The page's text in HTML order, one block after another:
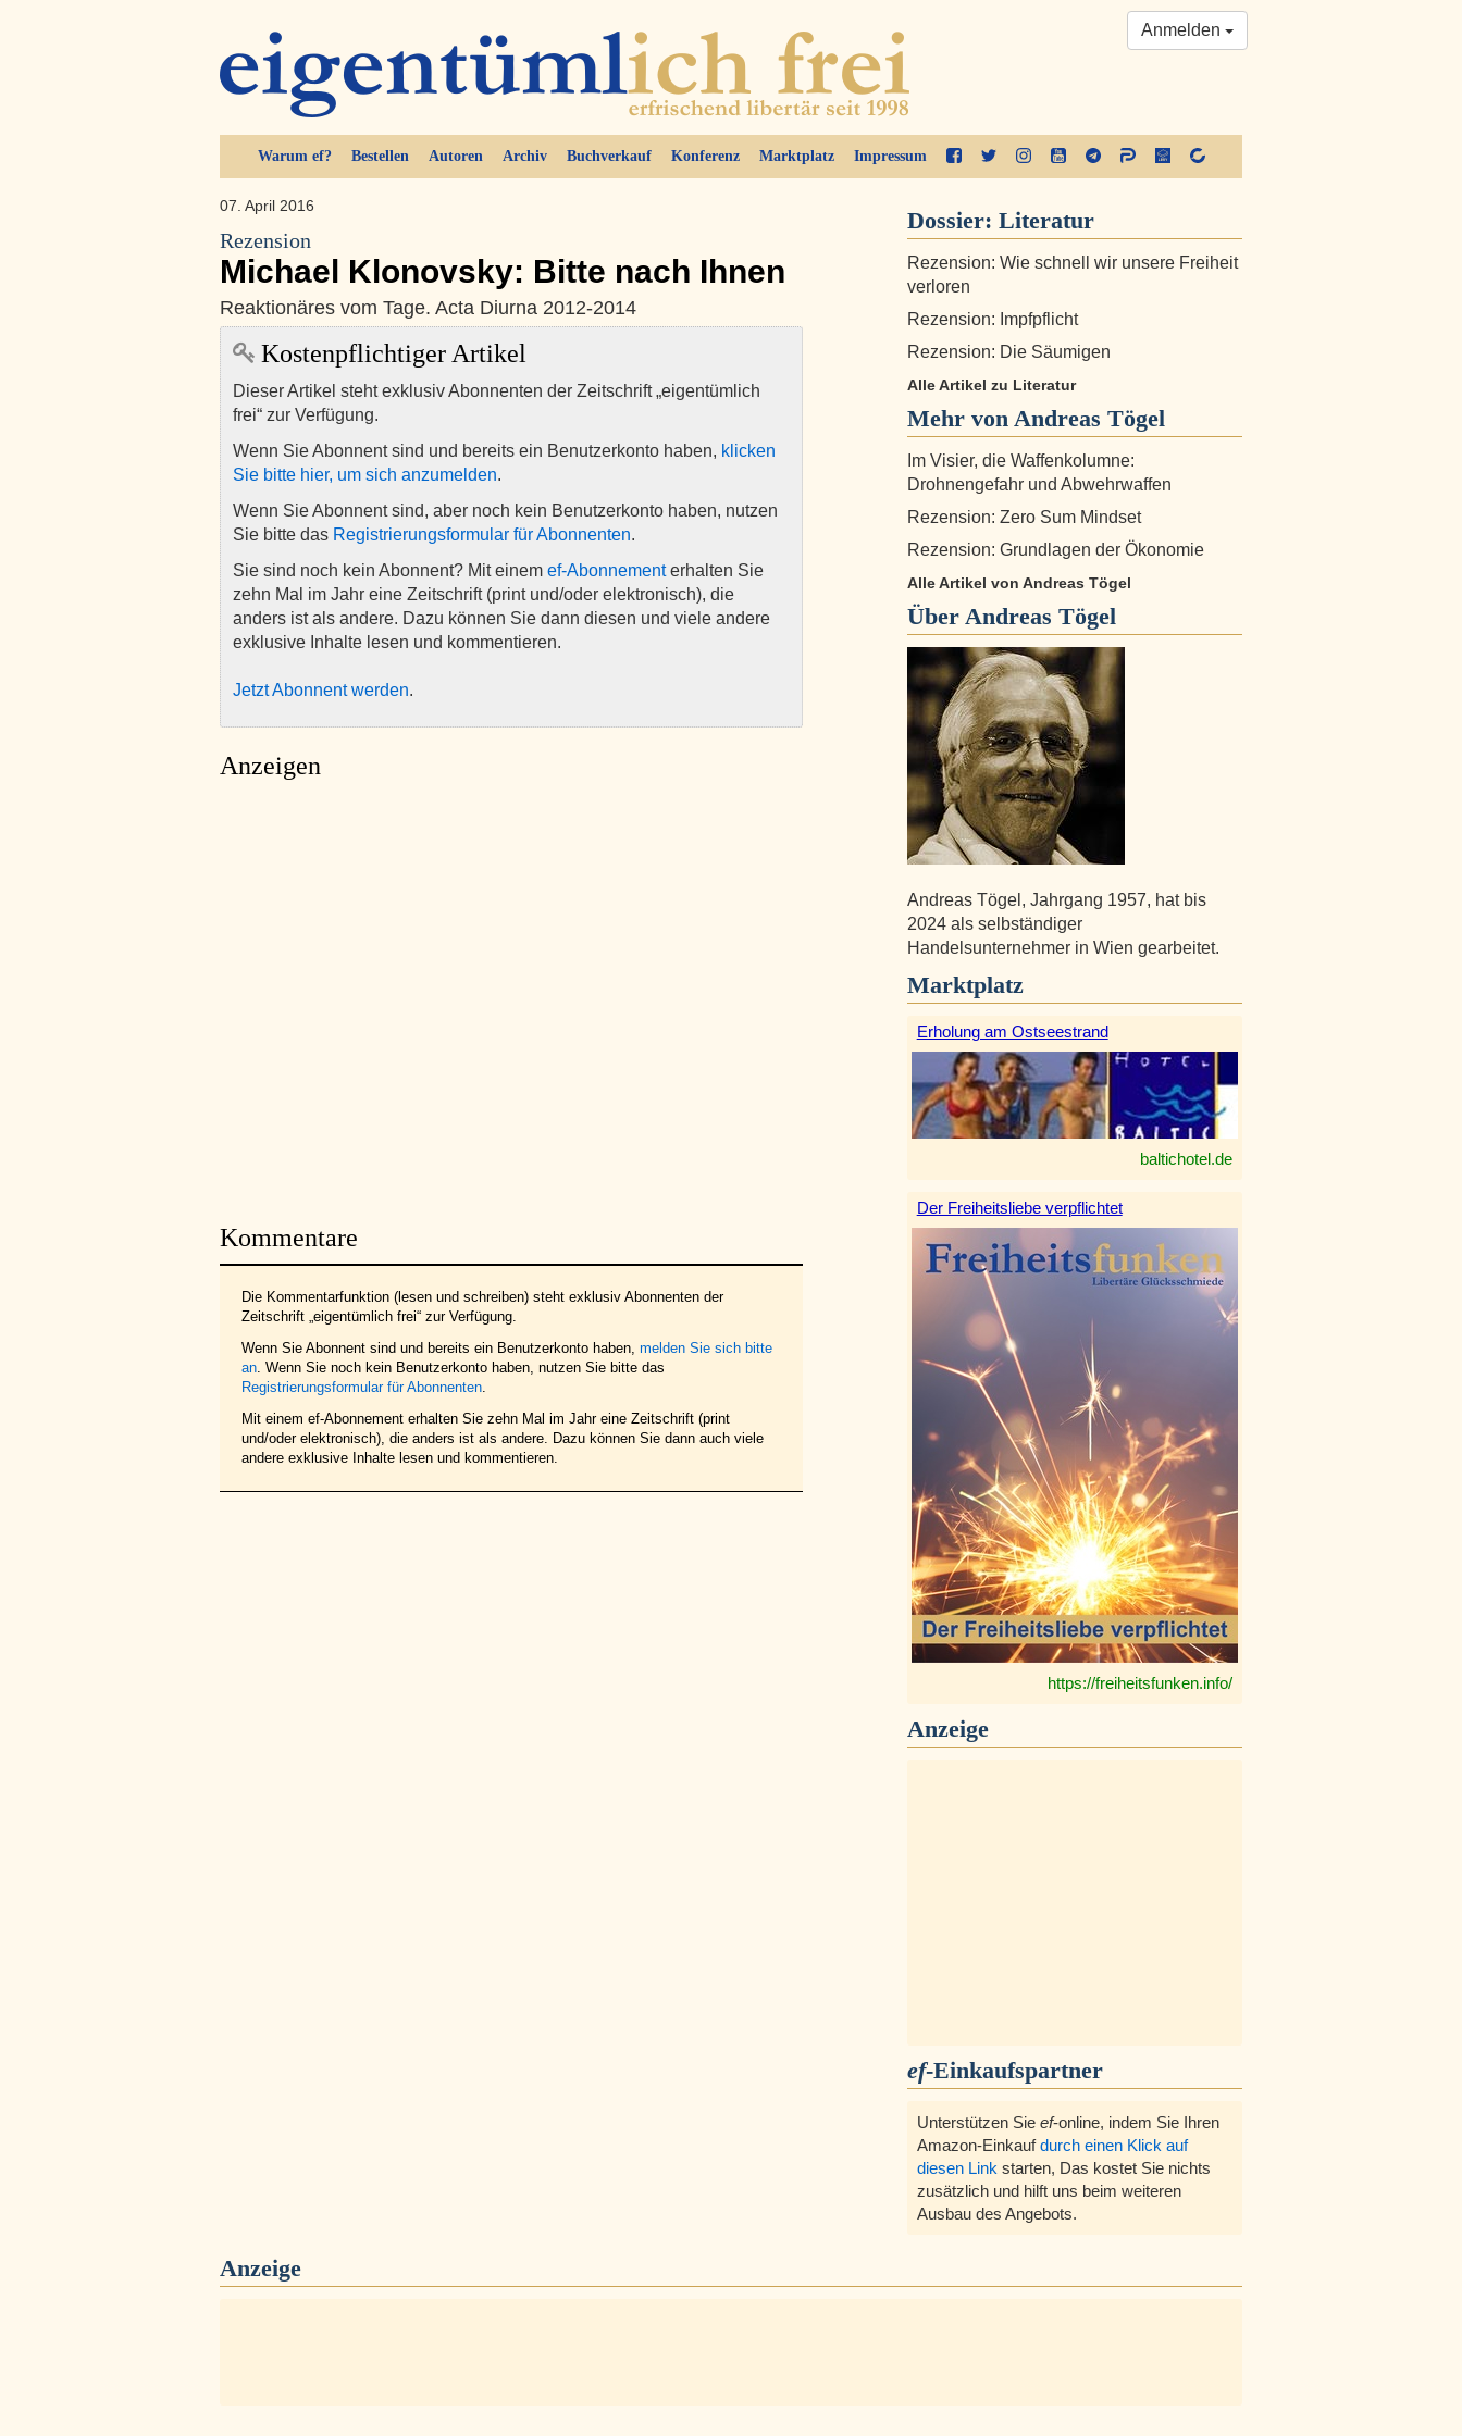
Warum ef? Bestellen Autoren Archiv Buchverkauf Konferenz Marktplatz Impressum
Anmelden
07. April 2016
Rezension
Michael Klonovsky: Bitte nach Ihnen
Reaktionäres vom Tage. Acta Diurna 2012-2014
Kostenpflichtiger Artikel
Dieser Artikel steht exklusiv Abonnenten der Zeitschrift „eigentümlich
frei“ zur Verfügung.
Wenn Sie Abonnent sind und bereits ein Benutzerkonto haben, klicken
Sie bitte hier, um sich anzumelden.
Wenn Sie Abonnent sind, aber noch kein Benutzerkonto haben, nutzen
Sie bitte das Registrierungsformular für Abonnenten.
Sie sind noch kein Abonnent? Mit einem ef-Abonnementerhalten Sie
zehn Mal im Jahr eine Zeitschrift (print und/oder elektronisch), die
anders ist als andere. Dazu können Sie dann diesen und viele andere
exklusive Inhalte lesen und kommentieren.
Jetzt Abonnent werden.
Anzeigen
Kommentare
Die Kommentarfunktion (lesen und schreiben) steht exklusiv Abonnenten der
Zeitschrift „eigentümlich frei“ zur Verfügung.
Wenn Sie Abonnent sind und bereits ein Benutzerkonto haben, melden Sie sich bitte
an. Wenn Sie noch kein Benutzerkonto haben, nutzen Sie bitte das
Registrierungsformular für Abonnenten.
Mit einem ef-Abonnement erhalten Sie zehn Mal im Jahr eine Zeitschrift (print
und/oder elektronisch), die anders ist als andere. Dazu können Sie dann auch viele
andere exklusive Inhalte lesen und kommentieren.
Dossier: Literatur
Rezension: Wie schnell wir unsere Freiheit
verloren
Rezension: Impfpflicht
Rezension: Die Säumigen
Alle Artikel zu Literatur
Mehr von Andreas Tögel
Im Visier, die Waffenkolumne:
Drohnengefahr und Abwehrwaffen
Rezension: Zero Sum Mindset
Rezension: Grundlagen der Ökonomie
Alle Artikel von Andreas Tögel
Über Andreas Tögel
Andreas Tögel, Jahrgang 1957, hat bis
2024 als selbständiger
Handelsunternehmer in Wien gearbeitet.
Marktplatz
Erholung am Ostseestrand
baltichotel.de
Der Freiheitsliebe verpflichtet
https://freiheitsfunken.info/
Anzeige
ef-Einkaufspartner
Unterstützen Sie ef-online, indem Sie Ihren
Amazon-Einkaufdurch einen Klick auf
diesen Link starten, Das kostet Sie nichts
zusätzlich und hilft uns beim weiteren
Ausbau des Angebots.
Anzeige